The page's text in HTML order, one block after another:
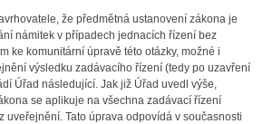
že předmětná ustanovení zákona je
námitek v případech jednacích řízení bez
ke komunitární úpravě této otázky, možné i
výsledku zadávacího řízení (tedy po uzavření
Úřad následující. Jak již Úřad uvedl výše,
se aplikuje na všechna zadávací řízení
uveřejnění. Tato úprava odpovídá v současnosti